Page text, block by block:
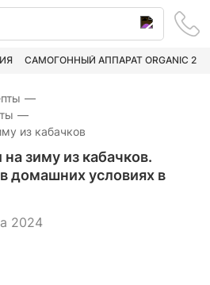
САМОГОННЫЙ АППАРАТ ORGANIC 2
—
—
из кабачков
зиму из кабачков.
домашних условиях в
2024